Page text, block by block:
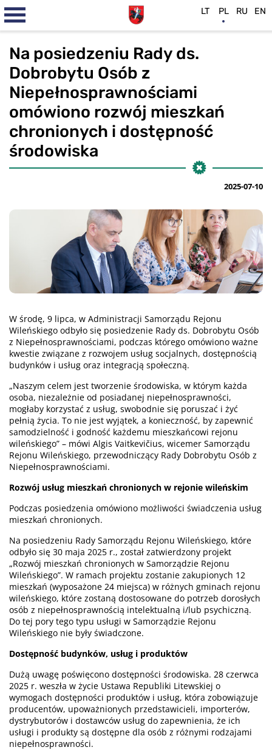
Na posiedzeniu Rady ds.
Dobrobytu Osób z
Niepełnosprawnościami
omówiono rozwój mieszkań
chronionych i dostępność
środowiska
2025-07-10
W środę, 9 lipca, w Administracji Samorządu Rejonu
Wileńskiego odbyło się posiedzenie Rady ds. Dobrobytu Osób
z Niepełnosprawnościami, podczas którego omówiono ważne
kwestie związane z rozwojem usług socjalnych, dostępnością
budynków i usług oraz integracją społeczną.
„Naszym celem jest tworzenie środowiska, w którym każda
osoba, niezależnie od posiadanej niepełnosprawności,
mogłaby korzystać z usług, swobodnie się poruszać i żyć
pełnią życia. To nie jest wyjątek, a konieczność, by zapewnić
samodzielność i godność każdemu mieszkańcowi rejonu
wileńskiego” – mówi Algis Vaitkevičius, wicemer Samorządu
Rejonu Wileńskiego, przewodniczący Rady Dobrobytu Osób z
Niepełnosprawnościami.
Rozwój usług mieszkań chronionych w rejonie wileńskim
Podczas posiedzenia omówiono możliwości świadczenia usług
mieszkań chronionych.
Na posiedzeniu Rady Samorządu Rejonu Wileńskiego, które
odbyło się 30 maja 2025 r., został zatwierdzony projekt
„Rozwój mieszkań chronionych w Samorządzie Rejonu
Wileńskiego”. W ramach projektu zostanie zakupionych 12
mieszkań (wyposażone 24 miejsca) w różnych gminach rejonu
wileńskiego, które zostaną dostosowane do potrzeb dorosłych
osób z niepełnosprawnością intelektualną i/lub psychiczną.
Do tej pory tego typu usługi w Samorządzie Rejonu
Wileńskiego nie były świadczone.
Dostępność budynków, usług i produktów
Dużą uwagę poświęcono dostępności środowiska. 28 czerwca
2025 r. weszła w życie Ustawa Republiki Litewskiej o
wymogach dostępności produktów i usług, która zobowiązuje
producentów, upoważnionych przedstawicieli, importerów,
dystrybutorów i dostawców usług do zapewnienia, że ich
usługi i produkty są dostępne dla osób z różnymi rodzajami
niepełnosprawności.
LT PL RU EN